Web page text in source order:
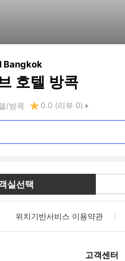
Bangkok
호텔 방콕
방콕 0.0 (리뷰 0)
실선택
위치기반서비스 이용약관
고객센터